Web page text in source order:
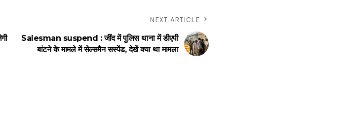
NEXT ARTICLE
Salesman suspend : जींद में पुलिस थाना में डीएपी
बांटने के मामले में सेल्समैन सस्पेंड, देखें क्या था मामला